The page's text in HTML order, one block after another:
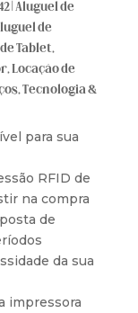
|Aluguel de
de
Tablet,
,Locação de
,Tecnologia &
para sua
RFID de
na compra
de
da sua
impressora